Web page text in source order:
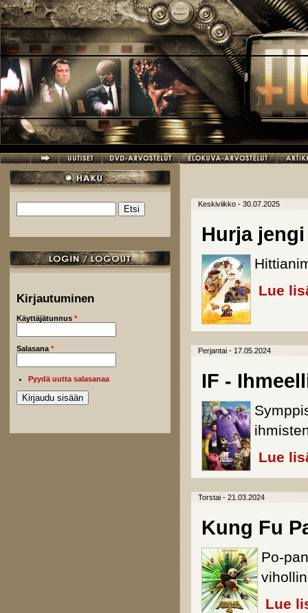
Hyppää pääsisältöön
Hakulomake
Kirjautuminen
Käyttäjätunnus *
Salasana *
Pyydä uutta salasanaa
Keskiviikko - 30.07.2025
Hurja jengi
Lue
Perjantai - 17.05.2024
IF -
Lue
Torstai - 21.03.2024
Kung Fu
Po-
Lue